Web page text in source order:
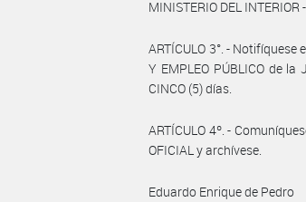
MINISTERIO DEL INTERIOR
ARTÍCULO 3°. - Notifíquese
Y EMPLEO PÚBLICO de la
CINCO (5) días.
ARTÍCULO 4º. -
OFICIAL y archívese.
Eduardo Enrique de Pedro